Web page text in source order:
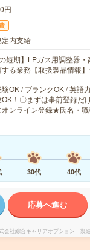
円
内支給
の短期】LPガス用調整器
する業務【取扱製品情報
OK / ブランクOK / 英語
！〇まずは事前登録だ
オンライン登録★氏名・
30代 40代
応募へ進む
会社綜合キャリアオプション 製造